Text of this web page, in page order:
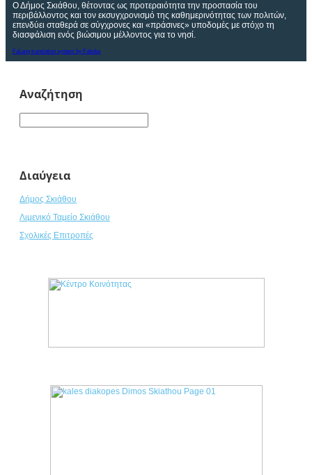
Ο Δήμος Σκιάθου, θέτοντας ως προτεραιότητα την προστασία του
περιβάλλοντος και τον εκσυγχρονισμό της καθημερινότητας των πολιτών,
επενδύει σταθερά σε σύγχρονες και «πράσινες» υποδομές με στόχο τη
διασφάλιση ενός βιώσιμου μέλλοντος για το νησί.
FaLang translation system by Faboba
Αναζήτηση
Διαύγεια
Δήμος Σκιάθου
Λιμενικό Ταμείο Σκιάθου
Σχολικές Επιτροπές